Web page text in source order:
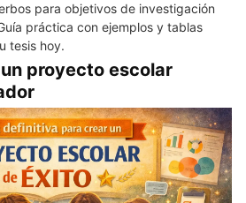
para objetivos de investigación
práctica con ejemplos y tablas
tesis hoy.
proyecto escolar